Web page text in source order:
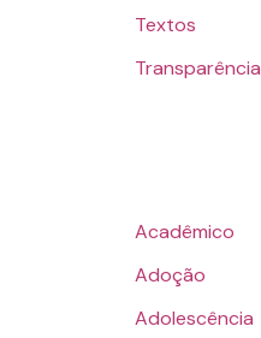
Textos
Transparência
Acadêmico
Adoção
Adolescência